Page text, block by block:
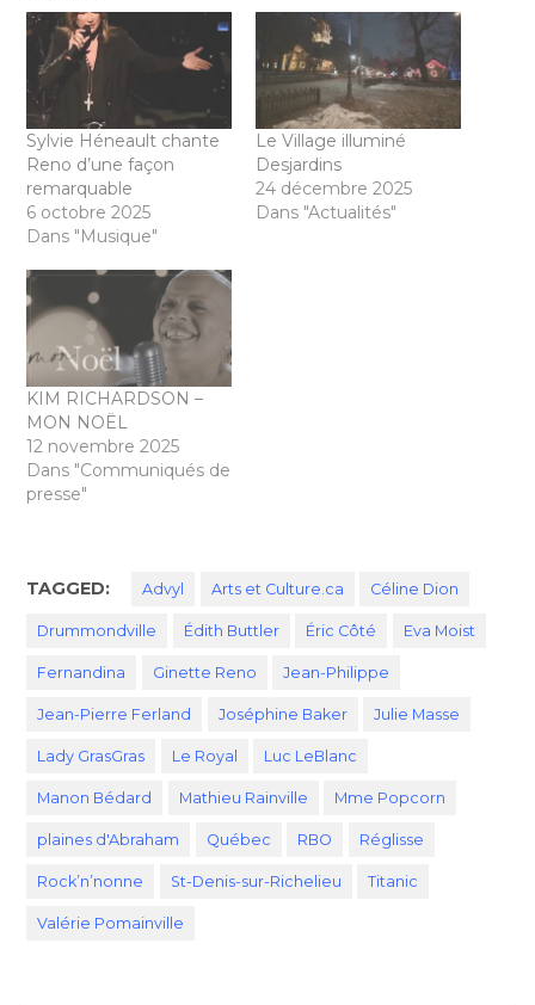
Sylvie Héneault chante
Reno d’une façon
remarquable
6 octobre 2025
Dans "Musique"
Le Village illuminé
Desjardins
24 décembre 2025
Dans "Actualités"
KIM RICHARDSON –
MON NOËL
12 novembre 2025
Dans "Communiqués de
presse"
TAGGED: Advyl Arts et Culture.ca Céline Dion
Drummondville Édith Buttler Éric Côté Eva Moist
Fernandina Ginette Reno Jean-Philippe
Jean-Pierre Ferland Joséphine Baker Julie Masse
Lady GrasGras Le Royal Luc LeBlanc
Manon Bédard Mathieu Rainville Mme Popcorn
plaines d'Abraham Québec RBO Réglisse
Rock’n’nonne St-Denis-sur-Richelieu Titanic
Valérie Pomainville